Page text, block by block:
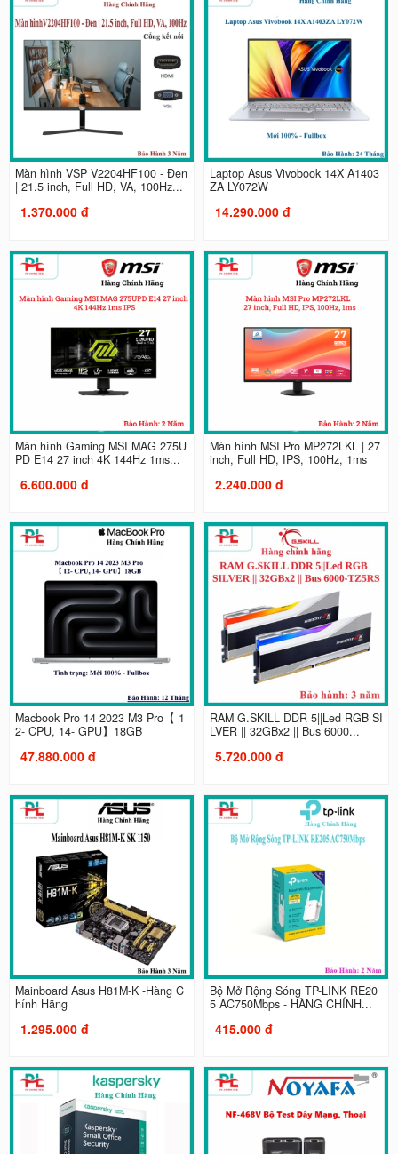
Màn hình VSP V2204HF100 - Đen
| 21.5 inch, Full HD, VA, 100Hz...
1.370.000 đ
Laptop Asus Vivobook 14X A1403
ZA LY072W
14.290.000 đ
Màn hình Gaming MSI MAG 275U
PD E14 27 inch 4K 144Hz 1ms...
6.600.000 đ
Màn hình MSI Pro MP272LKL | 27
inch, Full HD, IPS, 100Hz, 1ms
2.240.000 đ
Macbook Pro 14 2023 M3 Pro【 1
2- CPU, 14- GPU】18GB
47.880.000 đ
RAM G.SKILL DDR 5||Led RGB SI
LVER || 32GBx2 || Bus 6000...
5.720.000 đ
Mainboard Asus H81M-K -Hàng C
hính Hãng
1.295.000 đ
Bộ Mở Rộng Sóng TP-LINK RE20
5 AC750Mbps - HÀNG CHÍNH...
415.000 đ